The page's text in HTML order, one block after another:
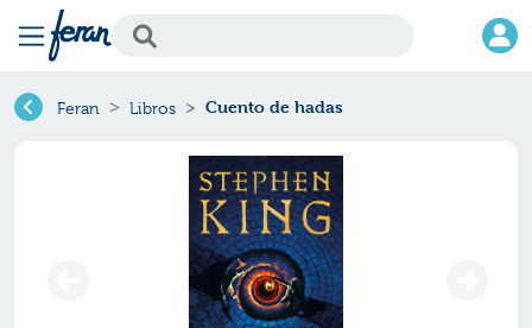
Feran Libros Cuento de hadas